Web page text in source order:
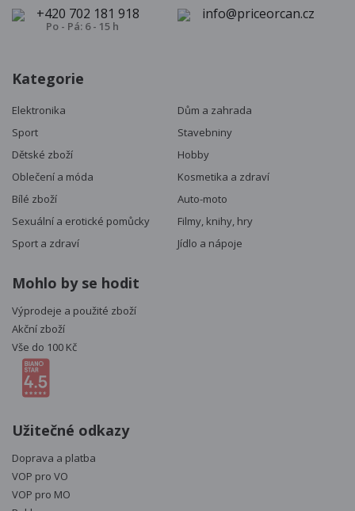
+420 702 181 918
Po - Pá: 6 - 15 h
info@priceorcan.cz
Kategorie
Elektronika
Dům a zahrada
Sport
Stavebniny
Dětské zboží
Hobby
Oblečení a móda
Kosmetika a zdraví
Bílé zboží
Auto-moto
Sexuální a erotické pomůcky
Filmy, knihy, hry
Sport a zdraví
Jídlo a nápoje
Mohlo by se hodit
Výprodeje a použité zboží
Akční zboží
Vše do 100 Kč
Užitečné odkazy
Doprava a platba
VOP pro VO
VOP pro MO